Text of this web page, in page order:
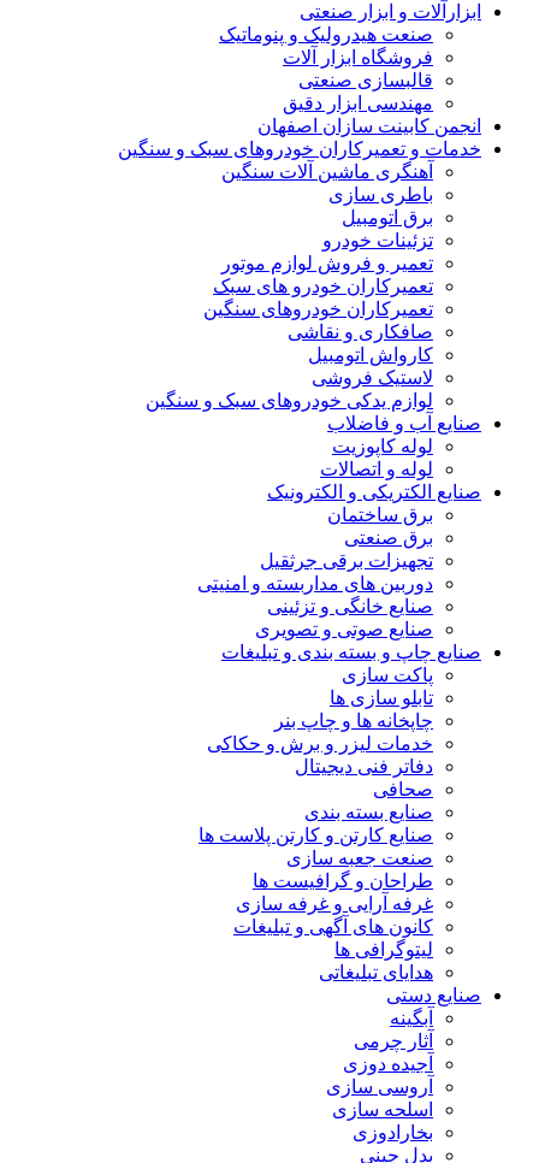
ابزارآلات و ابزار صنعتی
صنعت هیدرولیک و پنوماتیک
فروشگاه ابزار آلات
قالبسازی صنعتی
مهندسی ابزار دقیق
انجمن کابینت سازان اصفهان
خدمات و تعمیرکاران خودروهای سبک و سنگین
آهنگری ماشین آلات سنگین
باطری سازی
برق اتومبیل
تزئینات خودرو
تعمیر و فروش لوازم موتور
تعمیرکاران خودرو های سبک
تعمیرکاران خودروهای سنگین
صافکاری و نقاشی
کارواش اتومبیل
لاستیک فروشی
لوازم یدکی خودروهای سبک و سنگین
صنایع آب و فاضلاب
لوله کاپوزیت
لوله و اتصالات
صنایع الکتریکی و الکترونیک
برق ساختمان
برق صنعتی
تجهیزات برقی جرثقیل
دوربین های مداربسته و امنیتی
صنایع خانگی و تزئینی
صنایع صوتی و تصویری
صنایع چاپ و بسته بندی و تبلیغات
پاکت سازی
تابلو سازی ها
چاپخانه ها و چاپ بنر
خدمات لیزر و برش و حکاکی
دفاتر فنی دیجیتال
صحافی
صنایع بسته بندی
صنایع کارتن و کارتن پلاست ها
صنعت جعبه سازی
طراحان و گرافیست ها
غرفه آرایی و غرفه سازی
کانون های آگهی و تبلیغات
لیتوگرافی ها
هدایای تبلیغاتی
صنایع دستی
آبگینه
آثار چرمی
آجیده دوزی
آروسی سازی
اسلحه سازی
بخارادوزی
بدل چینی